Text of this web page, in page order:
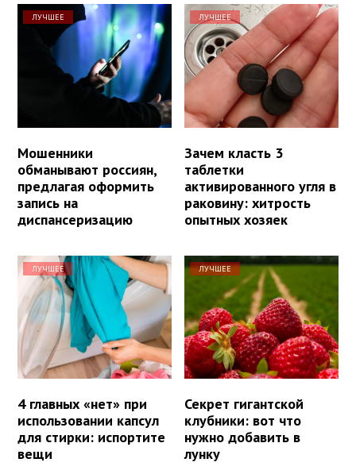
ЛУЧШЕЕ
Мошенники
обманывают россиян,
предлагая оформить
запись на
диспансеризацию
ЛУЧШЕЕ
Зачем класть 3
таблетки
активированного угля в
раковину: хитрость
опытных хозяек
ЛУЧШЕЕ
4 главных «нет» при
использовании капсул
для стирки: испортите
вещи
ЛУЧШЕЕ
Секрет гигантской
клубники: вот что
нужно добавить в
лунку